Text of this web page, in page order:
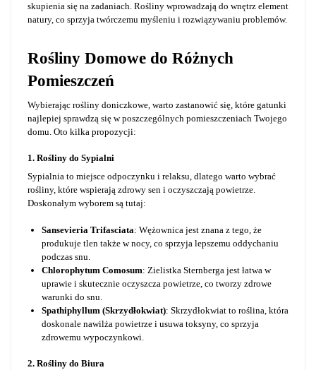
skupienia się na zadaniach. Rośliny wprowadzają do wnętrz element
natury, co sprzyja twórczemu myśleniu i rozwiązywaniu problemów.
Rośliny Domowe do Różnych
Pomieszczeń
Wybierając rośliny doniczkowe, warto zastanowić się, które gatunki
najlepiej sprawdzą się w poszczególnych pomieszczeniach Twojego
domu. Oto kilka propozycji:
1. Rośliny do Sypialni
Sypialnia to miejsce odpoczynku i relaksu, dlatego warto wybrać
rośliny, które wspierają zdrowy sen i oczyszczają powietrze.
Doskonałym wyborem są tutaj:
Sansevieria Trifasciata: Wężownica jest znana z tego, że
produkuje tlen także w nocy, co sprzyja lepszemu oddychaniu
podczas snu.
Chlorophytum Comosum: Zielistka Sternberga jest łatwa w
uprawie i skutecznie oczyszcza powietrze, co tworzy zdrowe
warunki do snu.
Spathiphyllum (Skrzydłokwiat): Skrzydłokwiat to roślina, która
doskonale nawilża powietrze i usuwa toksyny, co sprzyja
zdrowemu wypoczynkowi.
2. Rośliny do Biura